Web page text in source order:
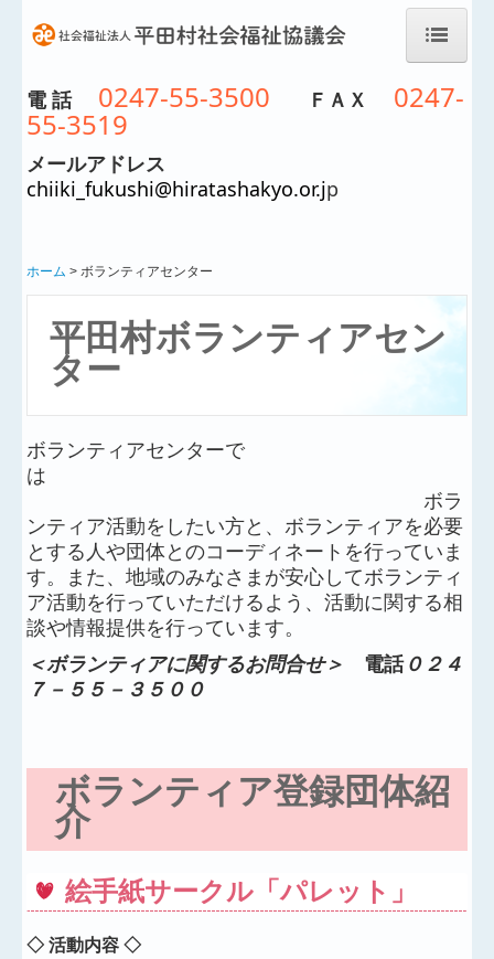
ホーム
社協について
事業・サービス
平田村居宅介護支援事業所
平田村デイサービスセンター
元気クラブ
平田村相談支援事業所
ブログページ
地域福祉活動
ボランティアセンター
電 話 0247-55-3500 ＦＡＸ 0247-
55-3519
メールアドレス
chiiki_fukushi@hiratashakyo.or.jp
ホーム ボランティアセンター
平田村ボランティアセン
ター
ボランティアセンターで
は
ボラ
ンティア活動をしたい方と、ボランティアを必要
とする人や団体とのコーディネートを行っていま
す。また、地域のみなさまが安心してボランティ
ア活動を行っていただけるよう、活動に関する相
談や情報提供を行っています。
＜ボランティアに関するお問合せ＞
電話０２４
７－５５－３５００
ボランティア登録団体紹
介
絵手紙サークル「パレット」
◇ 活動内容 ◇